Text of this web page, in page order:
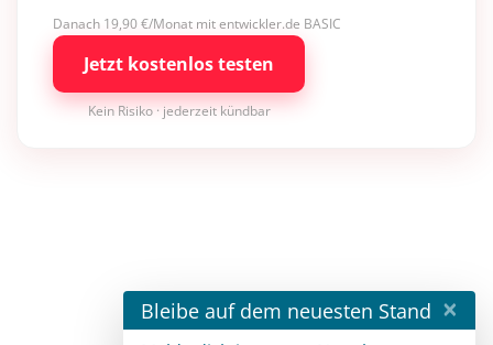
Danach 19,90 €/Monat mit entwickler.de BASIC
Jetzt kostenlos testen
Kein Risiko · jederzeit kündbar
Bleibe auf dem neuesten Stand ×